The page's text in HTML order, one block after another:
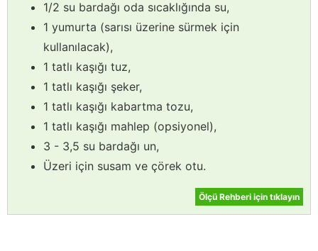
1/2 su bardağı oda sıcaklığında su,
1 yumurta (sarısı üzerine sürmek için
kullanılacak),
1 tatlı kaşığı tuz,
1 tatlı kaşığı şeker,
1 tatlı kaşığı kabartma tozu,
1 tatlı kaşığı mahlep (opsiyonel),
3 - 3,5 su bardağı un,
Üzeri için susam ve çörek otu.
Ölçü Rehberi için tıklayın